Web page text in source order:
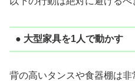
● 大型家具を1人で動かす
背の高いタンスや食器棚は非